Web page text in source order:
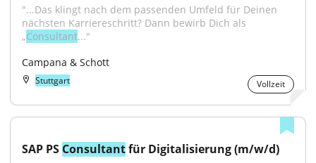
"...Das klingt nach dem passenden Umfeld für Deinen
nächsten Karriereschritt? Dann bewirb Dich als
„Consultant..."
Campana & Schott
Stuttgart Vollzeit
SAP PS Consultant für Digitalisierung (m/w/d)